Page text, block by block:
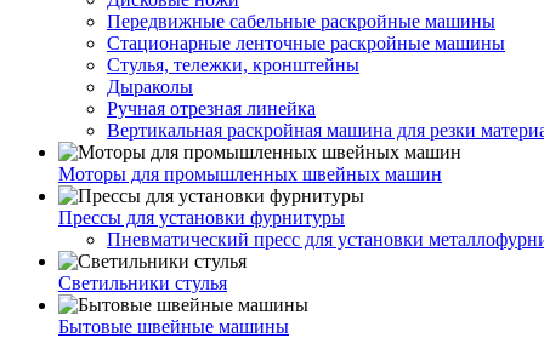
Передвижные сабельные раскройные машины
Стационарные ленточные раскройные машины
Стулья, тележки, кронштейны
Дыраколы
Ручная отрезная линейка
Вертикальная раскройная машина для резки
Моторы для промышленных швейных машин
Прессы для установки фурнитуры
Пневматический пресс для установки
Светильники стулья
Бытовые швейные машины